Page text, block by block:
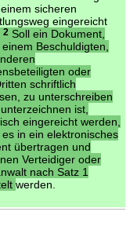
sicheren
eingereicht
2Soll ein Dokument,
Beschuldigten,
oder
schriftlich
zu unterschreiben
ist,
eingereicht werden,
in ein elektronisches
übertragen und
Verteidiger oder
nach Satz 1
werden.